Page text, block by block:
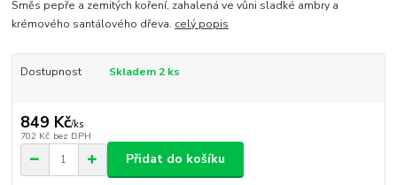
Směs pepře a zemitých koření, zahalená ve vůni sladké ambry a
krémového santálového dřeva. celý popis
Dostupnost Skladem 2 ks
849 Kč/ks
702 Kč bez DPH
Přidat do košíku